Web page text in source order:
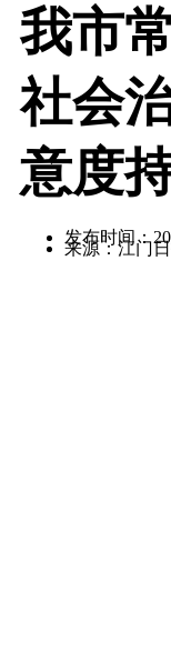
我市
社会
意度
发布时间：
来源：江门